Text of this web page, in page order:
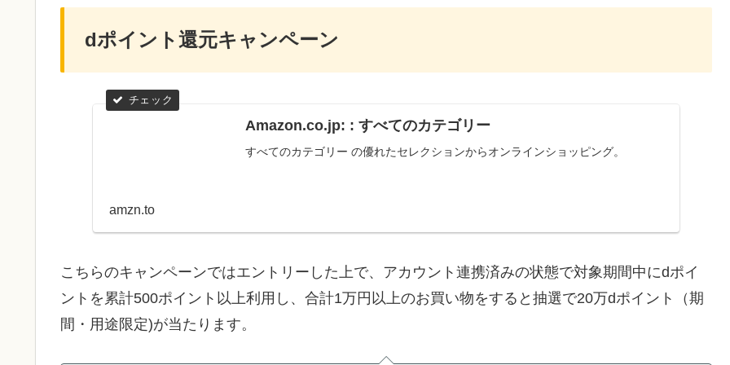
dポイント還元キャンペーン
Amazon.co.jp: : すべてのカテゴリー
すべてのカテゴリー の優れたセレクションからオンラインショッピング。
amzn.to
こちらのキャンペーンではエントリーした上で、アカウント連携済みの状態で対象期間中にdポイ
ントを累計500ポイント以上利用し、合計1万円以上のお買い物をすると抽選で20万dポイント（期
間・用途限定)が当たります。